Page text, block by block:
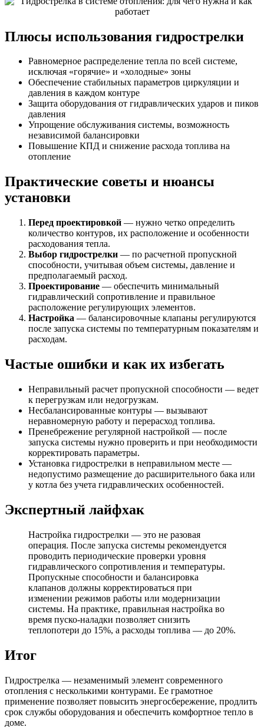
Плюсы использования гидрострелки
Равномерное распределение тепла по всей системе,
исключая «горячие» и «холодные» зоны
Обеспечение стабильных параметров циркуляции и
давления в каждом контуре
Защита оборудования от гидравлических ударов и пиков
давления
Упрощение обслуживания системы, возможность
независимой балансировки
Повышение КПД и снижение расхода топлива на
отопление
Практические советы и нюансы
установки
Перед проектировкой — нужно четко определить
количество контуров, их расположение и особенности
расходования тепла.
Выбор гидрострелки — по расчетной пропускной
способности, учитывая объем системы, давление и
предполагаемый расход.
Проектирование — обеспечить минимальный
гидравлический сопротивление и правильное
расположение регулирующих элементов.
Настройка — балансировочные клапаны регулируются
после запуска системы по температурным показателям и
расходам.
Частые ошибки и как их избегать
Неправильный расчет пропускной способности — ведет
к перегрузкам или недогрузкам.
Несбалансированные контуры — вызывают
неравномерную работу и перерасход топлива.
Пренебрежение регулярной настройкой — после
запуска системы нужно проверить и при необходимости
корректировать параметры.
Установка гидрострелки в неправильном месте —
недопустимо размещение до расширительного бака или
у котла без учета гидравлических особенностей.
Экспертный лайфхак
Настройка гидрострелки — это не разовая
операция. После запуска системы рекомендуется
проводить периодические проверки уровня
гидравлического сопротивления и температуры.
Пропускные способности и балансировка
клапанов должны корректироваться при
изменении режимов работы или модернизации
системы. На практике, правильная настройка во
время пуско-наладки позволяет снизить
теплопотери до 15%, а расходы топлива — до 20%.
Итог
Гидрострелка — незаменимый элемент современного
отопления с несколькими контурами. Ее грамотное
применение позволяет повысить энергосбережение, продлить
срок службы оборудования и обеспечить комфортное тепло в
доме.